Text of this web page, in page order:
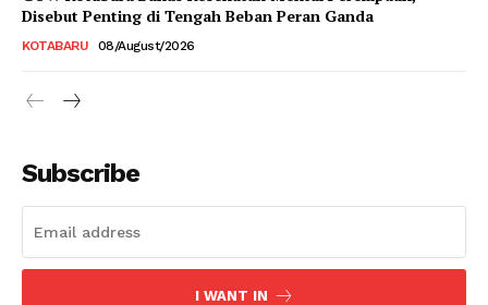
Disebut Penting di Tengah Beban Peran Ganda
KOTABARU 08/August/2026
Subscribe
I WANT IN